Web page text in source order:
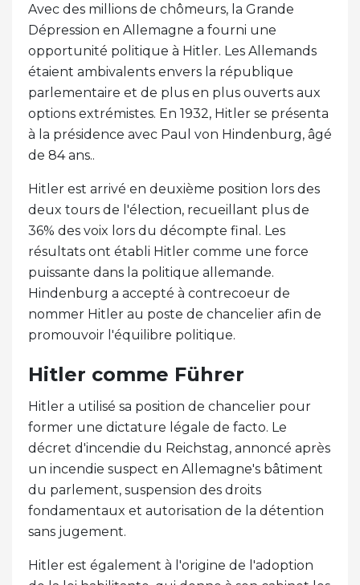
Avec des millions de chômeurs, la Grande
Dépression en Allemagne a fourni une
opportunité politique à Hitler. Les Allemands
étaient ambivalents envers la république
parlementaire et de plus en plus ouverts aux
options extrémistes. En 1932, Hitler se présenta
à la présidence avec Paul von Hindenburg, âgé
de 84 ans..
Hitler est arrivé en deuxième position lors des
deux tours de l'élection, recueillant plus de
36% des voix lors du décompte final. Les
résultats ont établi Hitler comme une force
puissante dans la politique allemande.
Hindenburg a accepté à contrecoeur de
nommer Hitler au poste de chancelier afin de
promouvoir l'équilibre politique.
Hitler comme Führer
Hitler a utilisé sa position de chancelier pour
former une dictature légale de facto. Le
décret d'incendie du Reichstag, annoncé après
un incendie suspect en Allemagne's bâtiment
du parlement, suspension des droits
fondamentaux et autorisation de la détention
sans jugement.
Hitler est également à l'origine de l'adoption